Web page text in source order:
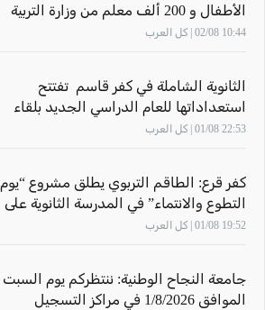
الأطفال و 200 ألف معلم من وزارة التربية
والتعليم للسلطات المحلية
10:44 02/08 | كل العرب
الثانوية الشاملة في كفر قاسم تفتتح
استعداداتها للعام الدراسي الجديد بلقاء
طلاب الصف العاشر وأولياء أمورهم
22:53 01/08 | كل العرب
كفر قرع: الطاقم التربوي يطلق مشروع “يوم
التطوع والانتماء” في المدرسة الثانوية على
اسم أحمد عبد الله يحيى
19:52 01/08 | كل العرب
جامعة النجاح الوطنية: ننتظركم يوم السبت
الموافق 1/8/2026 في مراكز التسجيل